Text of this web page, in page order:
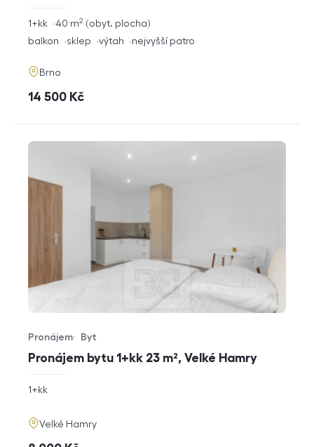
rozměry
1+kk obyt. plocha
40 m2
funkce
balkon sklep výtah nejvyšší patro
adresa
Brno
cena
14 500 Kč
Pronájem bytu 1+kk 23 m², Velké Hamry
Typ nabídky
Pronájem
Typ nemovitosti
Byt
rozměry
1+kk
adresa
Velké Hamry